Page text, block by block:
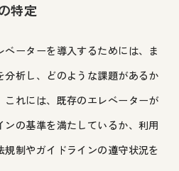
特定
ーターを導入するためには、ま
析し、どのような課題があるか
これには、既存のエレベーターが
ンの基準を満たしているか、利用
制やガイドラインの遵守状況を